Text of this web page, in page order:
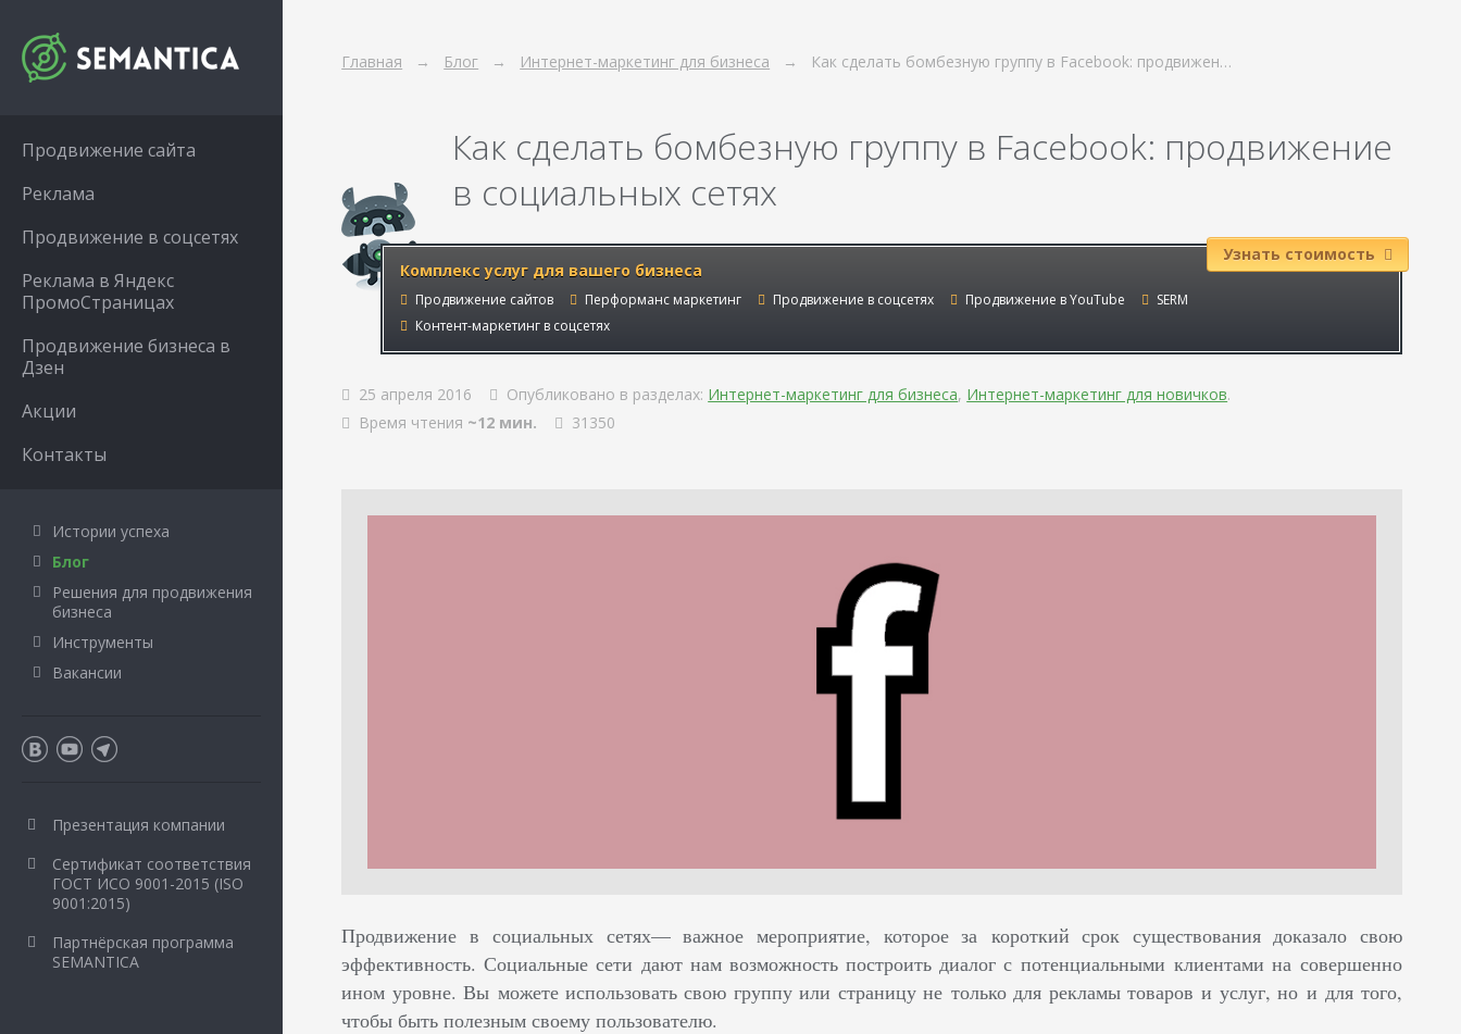
Главная Блог Интернет-маркетинг для бизнеса Как сделать бомбезную группу в Facebook: продвижен…
Как сделать бомбезную группу в Facebook: продвижение
в социальных сетях
Комплекс услуг для вашего бизнеса
Продвижение сайтов Перформанс маркетинг Продвижение в соцсетях Продвижение в YouTube
SERM
Контент-маркетинг в соцсетях
Узнать стоимость
25 апреля 2016 Опубликовано в разделах: Интернет-маркетинг для бизнеса, Интернет-маркетинг для новичков.
Время чтения ~12 мин. 31350
Продвижение в социальных сетях— важное мероприятие, которое за короткий срок существования доказало свою
эффективность. Социальные сети дают нам возможность построить диалог с потенциальными клиентами на совершенно
ином уровне. Вы можете использовать свою группу или страницу не только для рекламы товаров и услуг, но и для того,
чтобы быть полезным своему пользователю.
Продвижение сайта
Реклама
Продвижение в соцсетях
Реклама в Яндекс
ПромоСтраницах
Продвижение бизнеса в
Дзен
Акции
Контакты
Истории успеха
Блог
Решения для продвижения
бизнеса
Инструменты
Вакансии
Презентация компании
Сертификат соответствия
ГОСТ ИСО 9001-2015 (ISO
9001:2015)
Партнёрская программа
SEMANTICA